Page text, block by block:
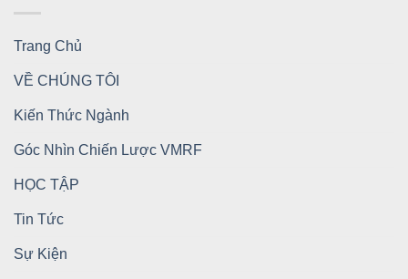
Trang Chủ
VỀ CHÚNG TÔI
Kiến Thức Ngành
Góc Nhìn Chiến Lược VMRF
HỌC TẬP
Tin Tức
Sự Kiện